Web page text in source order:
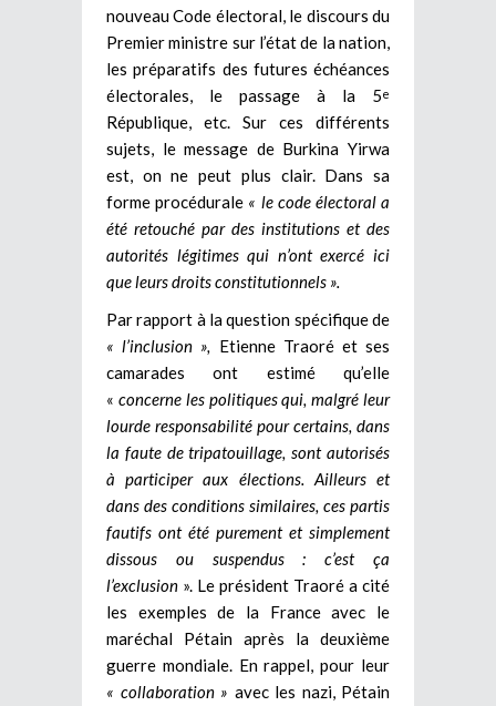
nouveau Code électoral, le discours du
Premier ministre sur l’état de la nation,
les préparatifs des futures échéances
électorales, le passage à la 5e
République, etc. Sur ces différents
sujets, le message de Burkina Yirwa
est, on ne peut plus clair. Dans sa
forme procédurale « le code électoral a
été retouché par des institutions et des
autorités légitimes qui n’ont exercé ici
que leurs droits constitutionnels ».
Par rapport à la question spécifique de
« l’inclusion »,
Etienne Traoré et ses
camarades ont estimé qu’elle
« concerne les politiques qui, malgré leur
lourde responsabilité pour certains, dans
la faute de tripatouillage, sont autorisés
à participer aux élections. Ailleurs et
dans des conditions similaires, ces partis
fautifs ont été purement et simplement
dissous ou suspendus : c’est ça
l’exclusion ». Le président Traoré a cité
les exemples de la France avec le
maréchal Pétain après la deuxième
guerre mondiale. En rappel, pour leur
« collaboration » avec les nazi, Pétain